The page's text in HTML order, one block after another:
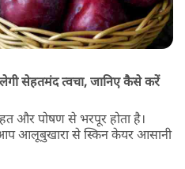
सेहतमंद त्वचा, जानिए कैसे करें
और पोषण से भरपूर होता है।
आलूबुखारा से स्किन केयर आसानी